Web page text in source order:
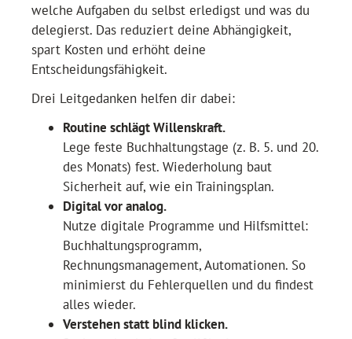
welche Aufgaben du selbst erledigst und was du
delegierst. Das reduziert deine Abhängigkeit,
spart Kosten und erhöht deine
Entscheidungsfähigkeit.
Drei Leitgedanken helfen dir dabei:
Routine schlägt Willenskraft.
Lege feste Buchhaltungstage (z. B. 5. und 20.
des Monats) fest. Wiederholung baut
Sicherheit auf, wie ein Trainingsplan.
Digital vor analog.
Nutze digitale Programme und Hilfsmittel:
Buchhaltungsprogramm,
Rechnungsmanagement, Automationen. So
minimierst du Fehlerquellen und du findest
alles wieder.
Verstehen statt blind klicken.